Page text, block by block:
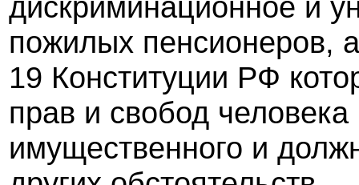
пожилых пенсионеров,
19 Конституции РФ
прав и свобод
имущественного и